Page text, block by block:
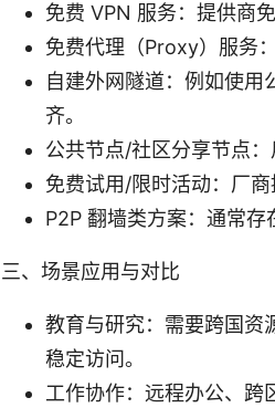
免费 VPN 服务：提供商
免费代理（Proxy）服务
自建外网隧道：例如使用
齐。
公共节点/社区分享节点
免费试用/限时活动：厂
P2P 翻墙类方案：通常存
三、场景应用与对比
教育与研究：需要跨国资
稳定访问。
工作协作：远程办公、跨